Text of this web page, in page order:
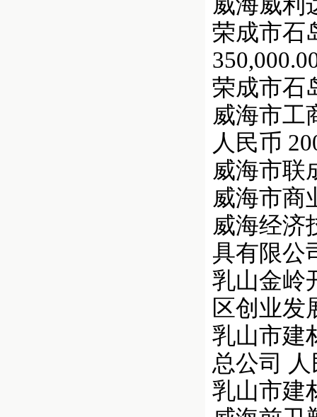
荣成市石
荣成市石
威海市工
人民币
威海市联
威海市商
威海经济
具有限公
乳山金岭
区创业发
乳山市建
总公司 人
乳山市建